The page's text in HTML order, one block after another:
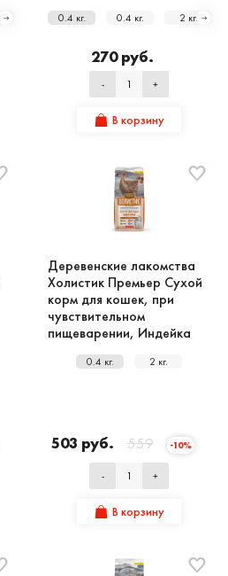
2 кг. 10 кг.
0.4 кг. 0.4 кг. 2 кг.
270 руб.
- +
В корзину
Деревенские лакомства
Холистик Премьер Сухой
корм для кошек, при
чувствительном
пищеварении, Индейка
0.4 кг. 2 кг.
503 руб. 559 -10%
- +
В корзину